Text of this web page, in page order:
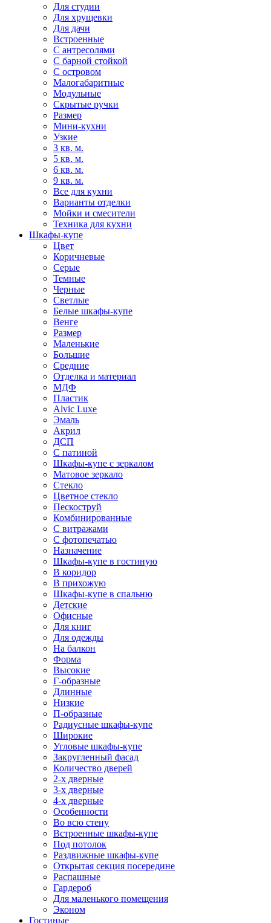
Для студии
Для хрущевки
Для дачи
Встроенные
С антресолями
С барной стойкой
С островом
Малогабаритные
Модульные
Скрытые ручки
Размер
Мини-кухни
Узкие
3 кв. м.
5 кв. м.
6 кв. м.
9 кв. м.
Все для кухни
Варианты отделки
Мойки и смесители
Техника для кухни
Шкафы-купе
Цвет
Коричневые
Серые
Темные
Черные
Светлые
Белые шкафы-купе
Венге
Размер
Маленькие
Большие
Средние
Отделка и материал
МДФ
Пластик
Alvic Luxe
Эмаль
Акрил
ДСП
С патиной
Шкафы-купе с зеркалом
Матовое зеркало
Стекло
Цветное стекло
Пескоструй
Комбинированные
С витражами
С фотопечатью
Назначение
Шкафы-купе в гостиную
В коридор
В прихожую
Шкафы-купе в спальню
Детские
Офисные
Для книг
Для одежды
На балкон
Форма
Высокие
Г-образные
Длинные
Низкие
П-образные
Радиусные шкафы-купе
Широкие
Угловые шкафы-купе
Закругленный фасад
Количество дверей
2-х дверные
3-х дверные
4-х дверные
Особенности
Во всю стену
Встроенные шкафы-купе
Под потолок
Раздвижные шкафы-купе
Открытая секция посередине
Распашные
Гардероб
Для маленького помещения
Эконом
Гостиные